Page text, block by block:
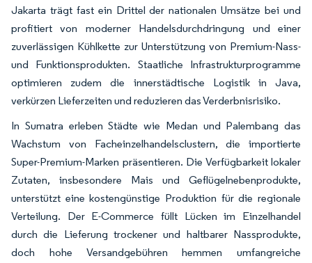
Jakarta trägt fast ein Drittel der nationalen Umsätze bei und
profitiert von moderner Handelsdurchdringung und einer
zuverlässigen Kühlkette zur Unterstützung von Premium-Nass-
und Funktionsprodukten. Staatliche Infrastrukturprogramme
optimieren zudem die innerstädtische Logistik in Java,
verkürzen Lieferzeiten und reduzieren das Verderbnisrisiko.
In Sumatra erleben Städte wie Medan und Palembang das
Wachstum von Facheinzelhandelsclustern, die importierte
Super-Premium-Marken präsentieren. Die Verfügbarkeit lokaler
Zutaten, insbesondere Mais und Geflügelnebenprodukte,
unterstützt eine kostengünstige Produktion für die regionale
Verteilung. Der E-Commerce füllt Lücken im Einzelhandel
durch die Lieferung trockener und haltbarer Nassprodukte,
doch hohe Versandgebühren hemmen umfangreiche